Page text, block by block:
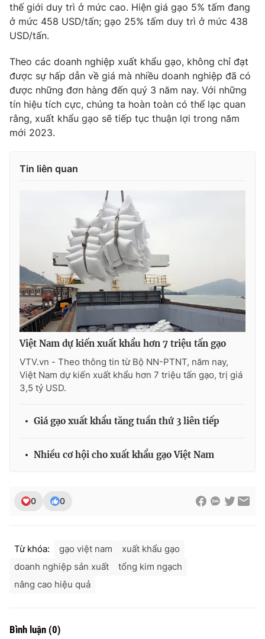
thế giới duy trì ở mức cao. Hiện giá gạo 5% tấm đang
ở mức 458 USD/tấn; gạo 25% tấm duy trì ở mức 438
USD/tấn.
Theo các doanh nghiệp xuất khẩu gạo, không chỉ đạt
được sự hấp dẫn về giá mà nhiều doanh nghiệp đã có
được những đơn hàng đến quý 3 năm nay. Với những
tín hiệu tích cực, chúng ta hoàn toàn có thể lạc quan
rằng, xuất khẩu gạo sẽ tiếp tục thuận lợi trong năm
mới 2023.
Tin liên quan
Việt Nam dự kiến xuất khẩu hơn 7 triệu tấn gạo
VTV.vn - Theo thông tin từ Bộ NN-PTNT, năm nay,
Việt Nam dự kiến xuất khẩu hơn 7 triệu tấn gạo, trị giá
3,5 tỷ USD.
Giá gạo xuất khẩu tăng tuần thứ 3 liên tiếp
Nhiều cơ hội cho xuất khẩu gạo Việt Nam
0 0
Từ khóa: gạo việt nam
xuất khẩu gạo
doanh nghiệp sản xuất
tổng kim ngạch
nâng cao hiệu quả
Bình luận (0)